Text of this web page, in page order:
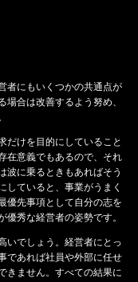
者にもいくつかの共通点が
合は改善するよう努め、
だけを目的にしていること
在意義でもあるので、それ
波に乗るときもあればそう
していると、事業がうまく
優先事項として自分の志を
秀な経営者の姿勢です。
いでしょう。経営者にとっ
であれば社員や外部に任せ
きません。すべての結果に